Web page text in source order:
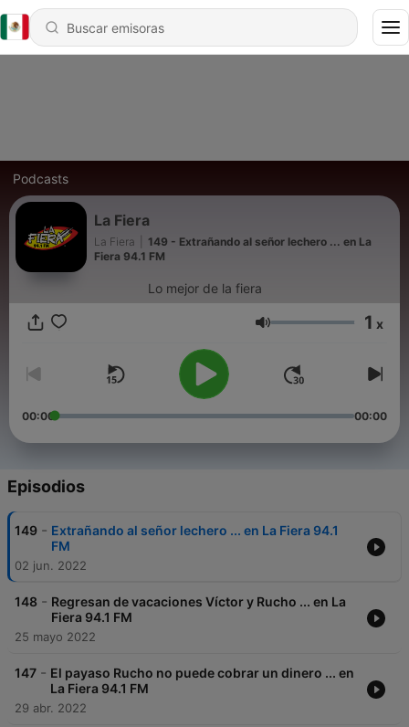
Podcasts
La Fiera
La Fiera
149 - Extrañando al señor lechero ... en La
Fiera 94.1 FM
Lo mejor de la fiera
Volumen 1 x
00:00 00:00
Episodios
149 - Extrañando al señor lechero ... en La Fiera 94.1
FM
02 jun. 2022
148 - Regresan de vacaciones Víctor y Rucho ... en La
Fiera 94.1 FM
25 mayo 2022
147 - El payaso Rucho no puede cobrar un dinero ... en
La Fiera 94.1 FM
29 abr. 2022